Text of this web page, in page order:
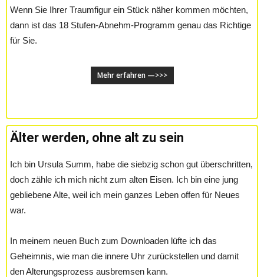
Wenn Sie Ihrer Traumfigur ein Stück näher kommen möchten,
dann ist das 18 Stufen-Abnehm-Programm genau das Richtige
für Sie.
Mehr erfahren —>>>
Älter werden, ohne alt zu sein
Ich bin Ursula Summ, habe die siebzig schon gut überschritten,
doch zähle ich mich nicht zum alten Eisen. Ich bin eine jung
gebliebene Alte, weil ich mein ganzes Leben offen für Neues
war.
In meinem neuen Buch zum Downloaden lüfte ich das
Geheimnis, wie man die innere Uhr zurückstellen und damit
den Alterungsprozess ausbremsen kann.